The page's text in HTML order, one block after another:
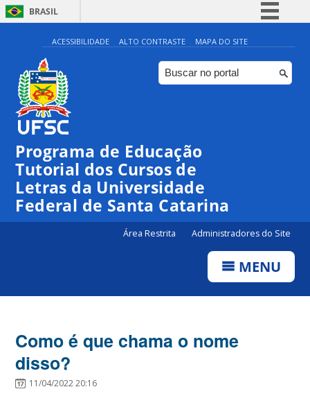
BRASIL
Simplifique!
Comunica BR
Participe
ACESSIBILIDADE ALTO CONTRASTE MAPA DO SITE
Programa de Educação
Tutorial dos Cursos de
Letras da Universidade
Federal de Santa Catarina
Área Restrita Administradores do Site
MENU
Como é que chama o nome
disso?
11/04/2022 20:16